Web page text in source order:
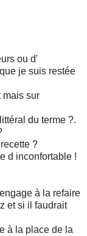
ou d'
je suis restée
mais sur
du terme ?.
?
d inconfortable !
à la refaire
et si il faudrait
à la place de la